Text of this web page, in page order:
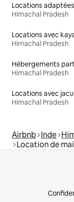
Himachal Pradesh
Locations avec
Himachal Pradesh
Hébergements
Himachal Pradesh
Locations avec
Himachal Pradesh
Airbnb Inde
Location de